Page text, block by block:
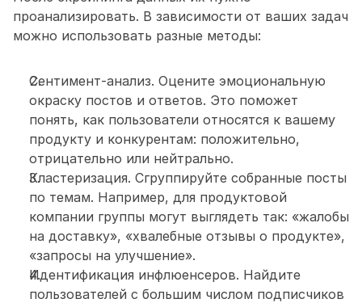
проанализировать. В зависимости от ваших задач
можно использовать разные методы:
Сентимент-анализ. Оцените эмоциональную
окраску постов и ответов. Это поможет
понять, как пользователи относятся к вашему
продукту и конкурентам: положительно,
отрицательно или нейтрально.
Кластеризация. Сгруппируйте собранные посты
по темам. Например, для продуктовой
компании группы могут выглядеть так: «жалобы
на доставку», «хвалебные отзывы о продукте»,
«запросы на улучшение».
Идентификация инфлюенсеров. Найдите
пользователей с большим числом подписчиков